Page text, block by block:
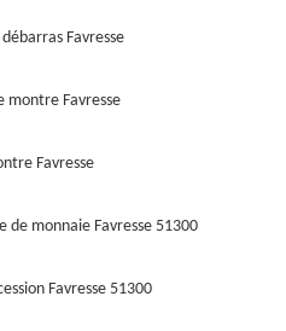
Favresse
montre Favresse
Favresse
de monnaie Favresse 51300
Favresse 51300